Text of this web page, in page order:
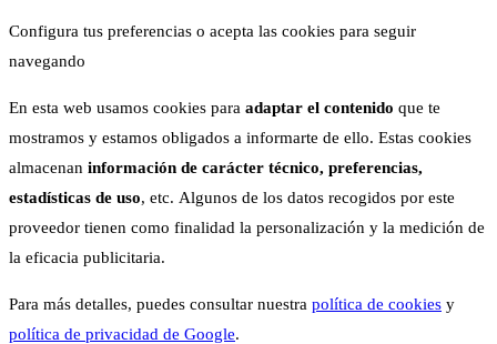
Configura tus preferencias o acepta las cookies para seguir
navegando
En esta web usamos cookies para adaptar el contenido que te
mostramos y estamos obligados a informarte de ello. Estas cookies
almacenan información de carácter técnico, preferencias,
estadísticas de uso, etc. Algunos de los datos recogidos por este
proveedor tienen como finalidad la personalización y la medición de
la eficacia publicitaria.
Para más detalles, puedes consultar nuestra política de cookies y
política de privacidad de Google.